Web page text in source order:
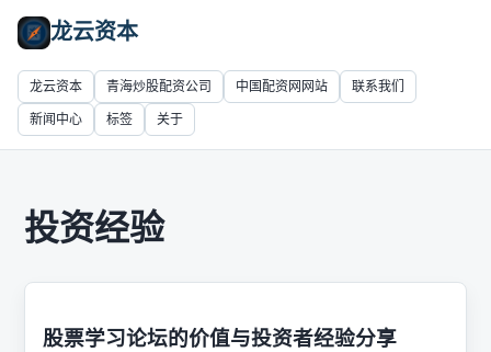
龙云资本
龙云资本 青海炒股配资公司 中国配资网网站 联系我们
新闻中心 标签 关于
投资经验
股票学习论坛的价值与投资者经验分享